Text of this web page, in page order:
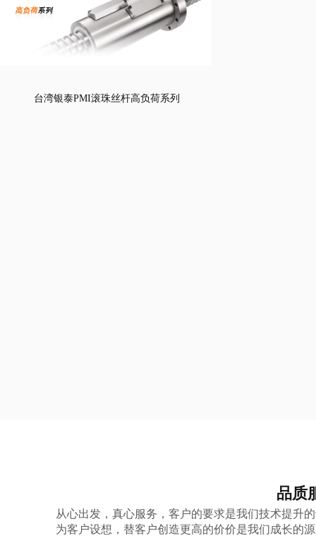
台湾银泰PMI滚珠丝杆高负荷系列
从心出发，真心服务，客户的要求是我们技术提升
为客户设想，替客户创造更高的价价是我们成长的
品质